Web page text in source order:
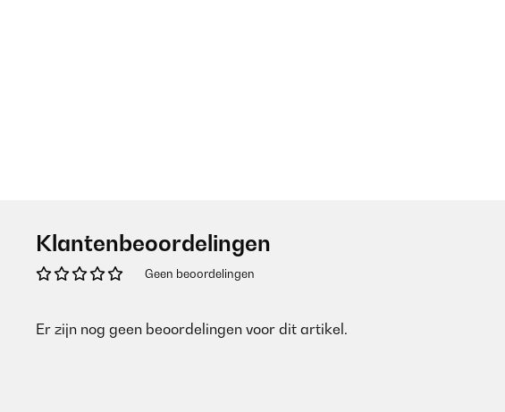
Klantenbeoordelingen
Geen beoordelingen
Er zijn nog geen beoordelingen voor dit artikel.